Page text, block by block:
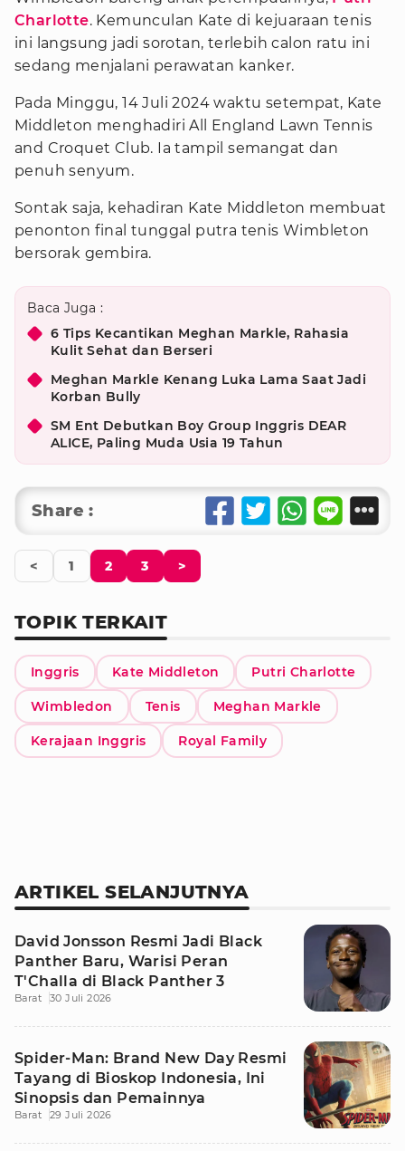
Charlotte. Kemunculan Kate di kejuaraan tenis
ini langsung jadi sorotan, terlebih calon ratu ini
sedang menjalani perawatan kanker.
Pada Minggu, 14 Juli 2024 waktu setempat, Kate
Middleton menghadiri All England Lawn Tennis
and Croquet Club. Ia tampil semangat dan
penuh senyum.
Sontak saja, kehadiran Kate Middleton membuat
penonton final tunggal putra tenis Wimbleton
bersorak gembira.
Baca Juga :
6 Tips Kecantikan Meghan Markle, Rahasia
Kulit Sehat dan Berseri
Meghan Markle Kenang Luka Lama Saat Jadi
Korban Bully
SM Ent Debutkan Boy Group Inggris DEAR
ALICE, Paling Muda Usia 19 Tahun
Share :
< 1 2 3 >
TOPIK TERKAIT
Inggris Kate Middleton Putri Charlotte
Wimbledon Tenis Meghan Markle
Kerajaan Inggris Royal Family
ARTIKEL SELANJUTNYA
David Jonsson Resmi Jadi Black
Panther Baru, Warisi Peran
T'Challa di Black Panther 3
Barat 30 Juli 2026
Spider-Man: Brand New Day Resmi
Tayang di Bioskop Indonesia, Ini
Sinopsis dan Pemainnya
Barat 29 Juli 2026